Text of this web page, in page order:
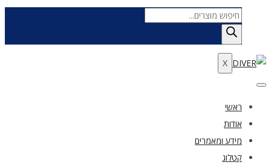
Products
search
X
ראשי
אודות
מידע ומאמרים
קטלוג